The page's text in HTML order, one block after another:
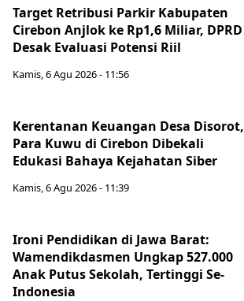
Target Retribusi Parkir Kabupaten
Cirebon Anjlok ke Rp1,6 Miliar, DPRD
Desak Evaluasi Potensi Riil
Kamis, 6 Agu 2026 - 11:56
Kerentanan Keuangan Desa Disorot,
Para Kuwu di Cirebon Dibekali
Edukasi Bahaya Kejahatan Siber
Kamis, 6 Agu 2026 - 11:39
Ironi Pendidikan di Jawa Barat:
Wamendikdasmen Ungkap 527.000
Anak Putus Sekolah, Tertinggi Se-
Indonesia